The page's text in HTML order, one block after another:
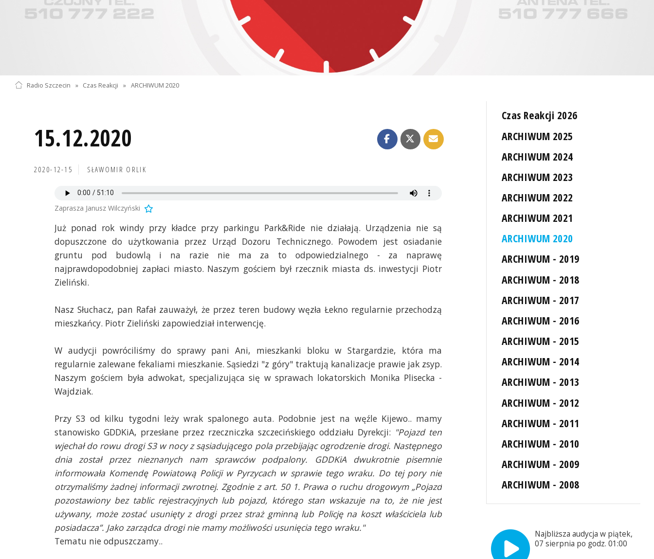
Radio Szczecin » Czas Reakcji » ARCHIWUM 2020
15.12.2020
2020-12-15 SŁAWOMIR ORLIK
Zaprasza Janusz Wilczyński
Już ponad rok windy przy kładce przy parkingu Park&Ride nie działają. Urządzenia nie są
dopuszczone do użytkowania przez Urząd Dozoru Technicznego. Powodem jest osiadanie
gruntu pod budowlą i na razie nie ma za to odpowiedzialnego - za naprawę
najprawdopodobniej zapłaci miasto. Naszym gościem był rzecznik miasta ds. inwestycji Piotr
Zieliński.
Nasz Słuchacz, pan Rafał zauważył, że przez teren budowy węzła Łekno regularnie przechodzą
mieszkańcy. Piotr Zieliński zapowiedział interwencję.
W audycji powróciliśmy do sprawy pani Ani, mieszkanki bloku w Stargardzie, która ma
regularnie zalewane fekaliami mieszkanie. Sąsiedzi "z góry" traktują kanalizacje prawie jak zsyp.
Naszym gościem była adwokat, specjalizująca się w sprawach lokatorskich Monika Plisecka -
Wajdziak.
Przy S3 od kilku tygodni leży wrak spalonego auta. Podobnie jest na węźle Kijewo.. mamy
stanowisko GDDKiA, przesłane przez rzeczniczka szczecińskiego oddziału Dyrekcji: "Pojazd ten
wjechał do rowu drogi S3 w nocy z sąsiadującego pola przebijając ogrodzenie drogi. Następnego
dnia został przez nieznanych nam sprawców podpalony. GDDKiA dwukrotnie pisemnie
informowała Komendę Powiatową Policji w Pyrzycach w sprawie tego wraku. Do tej pory nie
otrzymaliśmy żadnej informacji zwrotnej. Zgodnie z art. 50 1. Prawa o ruchu drogowym „Pojazd
pozostawiony bez tablic rejestracyjnych lub pojazd, którego stan wskazuje na to, że nie jest
używany, może zostać usunięty z drogi przez straż gminną lub Policję na koszt właściciela lub
posiadacza”. Jako zarządca drogi nie mamy możliwości usunięcia tego wraku."
Tematu nie odpuszczamy..
Czas Reakcji 2026
ARCHIWUM 2025
ARCHIWUM 2024
ARCHIWUM 2023
ARCHIWUM 2022
ARCHIWUM 2021
ARCHIWUM 2020
ARCHIWUM - 2019
ARCHIWUM - 2018
ARCHIWUM - 2017
ARCHIWUM - 2016
ARCHIWUM - 2015
ARCHIWUM - 2014
ARCHIWUM - 2013
ARCHIWUM - 2012
ARCHIWUM - 2011
ARCHIWUM - 2010
ARCHIWUM - 2009
ARCHIWUM - 2008
Najbliższa audycja w piątek,
07 sierpnia po godz. 01:00